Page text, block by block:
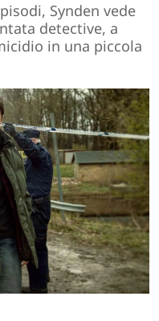
Synden vede
detective, a
in una piccola